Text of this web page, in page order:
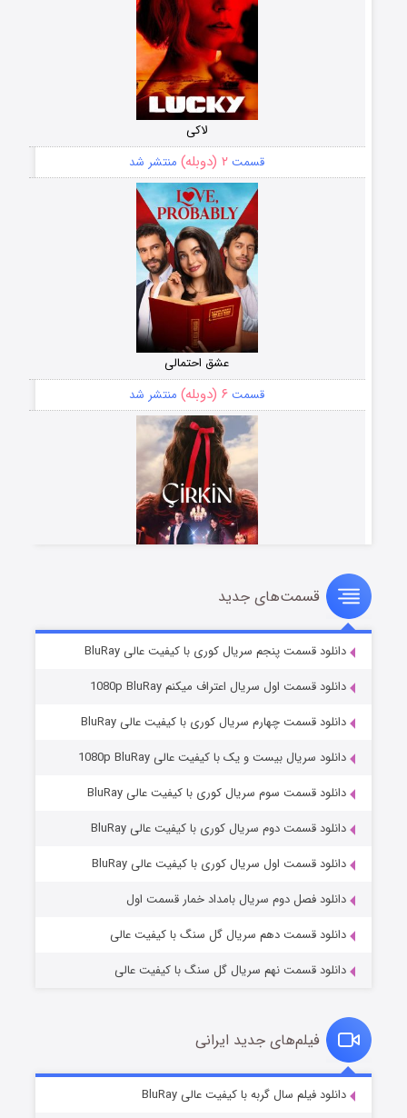
لاکی
قسمت ۲ (دوبله) منتشر شد
عشق احتمالی
قسمت ۶ (دوبله) منتشر شد
سریال زشت
قسمت۵ (زیرنویس) منتشر شد
وستی ها
قسمت۱ (زیرنویس) منتشر شد
قسمت۶ (زیرنویس) منتشر شد
قسمت‌های جدید
دانلود قسمت پنجم سریال کوری با کیفیت عالی BluRay
دانلود قسمت اول سریال اعتراف میکنم 1080p BluRay
دانلود قسمت چهارم سریال کوری با کیفیت عالی BluRay
دانلود سریال بیست و یک با کیفیت عالی 1080p BluRay
دانلود قسمت سوم سریال کوری با کیفیت عالی BluRay
دانلود قسمت دوم سریال کوری با کیفیت عالی BluRay
دانلود قسمت اول سریال کوری با کیفیت عالی BluRay
دانلود فصل دوم سریال بامداد خمار قسمت اول
دانلود قسمت دهم سریال گل سنگ با کیفیت عالی
دانلود قسمت نهم سریال گل سنگ با کیفیت عالی
فیلم‌های جدید ایرانی
دانلود فیلم سال گربه با کیفیت عالی BluRay